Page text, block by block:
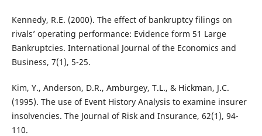
Kennedy, R.E. (2000). The effect of bankruptcy filings on
rivals’ operating performance: Evidence form 51 Large
Bankruptcies. International Journal of the Economics and
Business, 7(1), 5-25.
Kim, Y., Anderson, D.R., Amburgey, T.L., & Hickman, J.C.
(1995). The use of Event History Analysis to examine insurer
insolvencies. The Journal of Risk and Insurance, 62(1), 94-
110.